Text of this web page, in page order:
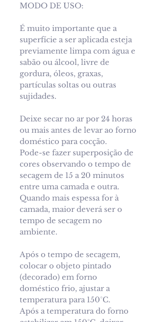
MODO DE USO:
É muito importante que a
superfície a ser aplicada esteja
previamente limpa com água e
sabão ou álcool, livre de
gordura, óleos, graxas,
partículas soltas ou outras
sujidades.
Deixe secar no ar por 24 horas
ou mais antes de levar ao forno
doméstico para cocção.
Pode-se fazer superposição de
cores observando o tempo de
secagem de 15 a 20 minutos
entre uma camada e outra.
Quando mais espessa for à
camada, maior deverá ser o
tempo de secagem no
ambiente.
Após o tempo de secagem,
colocar o objeto pintado
(decorado) em forno
doméstico frio, ajustar a
temperatura para 150°C.
Após a temperatura do forno